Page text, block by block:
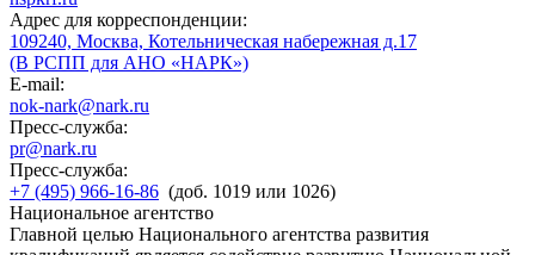
Адрес для корреспонденции:
109240, Москва, Котельническая набережная д.17
(В РСПП для АНО «НАРК»)
E-mail:
nok-nark@nark.ru
Пресс-служба:
pr@nark.ru
Пресс-служба:
+7 (495) 966-16-86 (доб. 1019 или 1026)
Национальное агентство
Главной целью Национального агентства развития